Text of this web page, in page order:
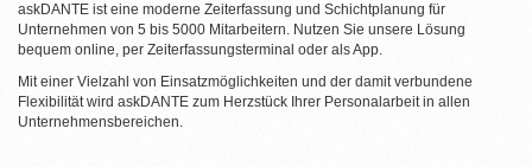
askDANTE ist eine moderne Zeiterfassung und Schichtplanung für
Unternehmen von 5 bis 5000 Mitarbeitern. Nutzen Sie unsere Lösung
bequem online, per Zeiterfassungsterminal oder als App.
Mit einer Vielzahl von Einsatzmöglichkeiten und der damit verbundene
Flexibilität wird askDANTE zum Herzstück Ihrer Personalarbeit in allen
Unternehmensbereichen.